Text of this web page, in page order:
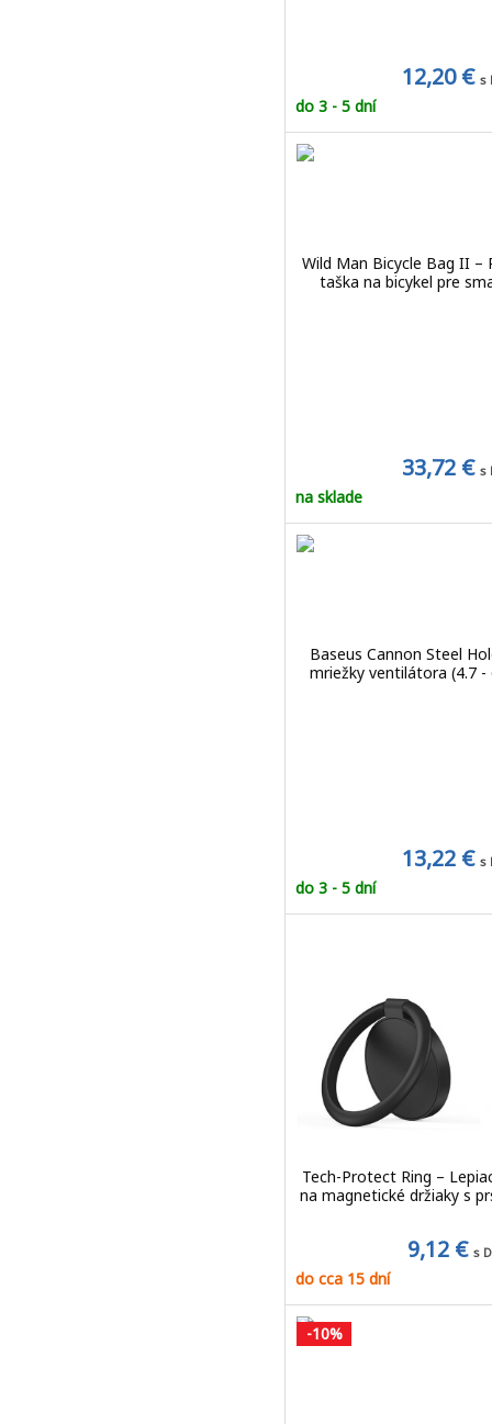
12,20 € s
do 3 - 5 dní
Wild Man Bicycle Bag II –
taška na bicykel pre
33,72 € s
na sklade
Baseus Cannon Steel
mriežky ventilátora (4.7 -
13,22 € s
do 3 - 5 dní
Tech-Protect Ring –
na magnetické držiaky s
9,12 €s
do cca 15 dní
-10%